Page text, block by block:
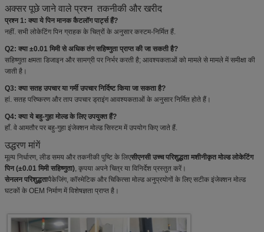
अक्सर पूछे जाने वाले प्रश्न ️ तकनीकी और खरीद
प्रश्न 1: क्या ये पिन मानक कैटलॉग पार्ट्स हैं?
नहीं. सभी लोकेटिंग पिन ग्राहक के चित्रों के अनुसार कस्टम-निर्मित हैं.
Q2: क्या ±0.01 मिमी से अधिक तंग सहिष्णुता प्राप्त की जा सकती है?
सहिष्णुता क्षमता डिजाइन और सामग्री पर निर्भर करती है; आवश्यकताओं को मामले से मामले में समीक्षा की
जाती है।
Q3: क्या सतह उपचार या गर्मी उपचार निर्दिष्ट किया जा सकता है?
हां. सतह परिष्करण और ताप उपचार ड्राइंग आवश्यकताओं के अनुसार निर्मित होते हैं।
Q4: क्या ये बहु-गुहा मोल्ड के लिए उपयुक्त हैं?
हाँ. वे आमतौर पर बहु-गुहा इंजेक्शन मोल्ड सिस्टम में उपयोग किए जाते हैं.
उद्धरण मांगें
मूल्य निर्धारण, लीड समय और तकनीकी पुष्टि के लिएसीएनसी उच्च परिशुद्धता मशीनीकृत मोल्ड लोकेटिंग
पिन (±0.01 मिमी सहिष्णुता), कृपया अपने चित्र या विनिर्देश प्रस्तुत करें।
सेनलन परिशुद्धतापैकेजिंग, कॉस्मेटिक और चिकित्सा मोल्ड अनुप्रयोगों के लिए सटीक इंजेक्शन मोल्ड
घटकों के OEM निर्माण में विशेषज्ञता प्राप्त है।